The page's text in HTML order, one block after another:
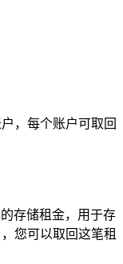
，每个账户可取回
存储租金，用于存
您可以取回这笔租